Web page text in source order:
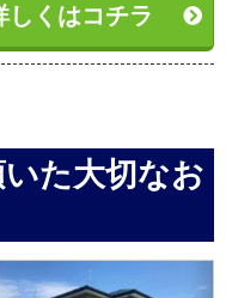
しくはコチラ
た大切なお